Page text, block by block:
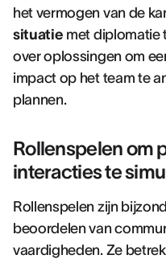
het vermogen van de
situatie met diplomatie
over oplossingen om
impact op het team te
plannen.
Rollenspelen om
interacties te
Rollenspelen zijn
beoordelen van
vaardigheden. Ze